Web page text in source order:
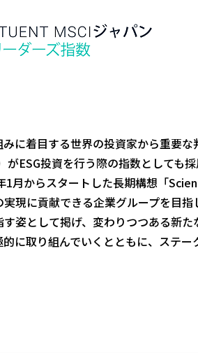
に着目する世界の投資家から重要
ESG投資を行う際の指数としても採
1月からスタートした長期構想「
現に貢献できる企業グループを目
姿として掲げ、変わりつつある新
に取り組んでいくとともに、ステ